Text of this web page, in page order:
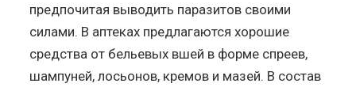
предпочитая выводить паразитов своими
силами. В аптеках предлагаются хорошие
средства от бельевых вшей в форме спреев,
шампуней, лосьонов, кремов и мазей. В состав